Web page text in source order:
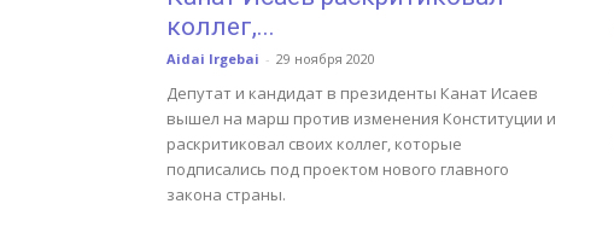
коллег,...
Aidai Irgebai - 29 ноября 2020
Депутат и кандидат в президенты Канат Исаев
вышел на марш против изменения Конституции и
раскритиковал своих коллег, которые
подписались под проектом нового главного
закона страны.